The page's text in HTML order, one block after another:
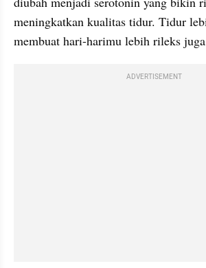
meningkatkan kualitas tidur. Tidur
membuat hari-harimu lebih rileks
ADVERTISEMENT